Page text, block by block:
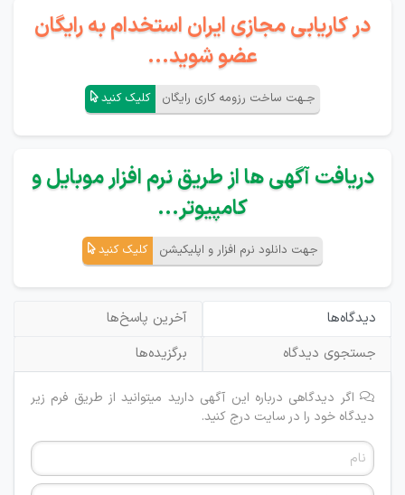
در کاریابی مجازی ایران استخدام به رایگان
عضو شوید...
جـهت ساخت رزومه کاری رایگان کلیک کنید
دریافت آگهی ها از طریق نرم افزار موبایل و
کامپیوتر...
جهت دانلود نرم افزار و اپلیکیشن کلیک کنید
دیدگاه‌ها
آخرین پاسخ‌ها
جستجوی دیدگاه
برگزیده‌ها
اگر دیدگاهی درباره این آگهی دارید میتوانید از طریق فرم زیر
دیدگاه خود را در سایت درج کنید.